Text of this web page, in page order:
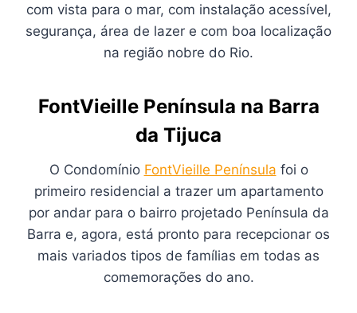
com vista para o mar, com instalação acessível,
segurança, área de lazer e com boa localização
na região nobre do Rio.
FontVieille Península na Barra
da Tijuca
O Condomínio FontVieille Península foi o
primeiro residencial a trazer um apartamento
por andar para o bairro projetado Península da
Barra e, agora, está pronto para recepcionar os
mais variados tipos de famílias em todas as
comemorações do ano.